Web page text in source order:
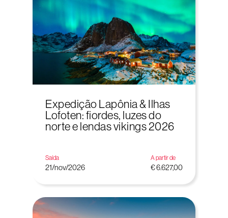
Expedição Lapônia & Ilhas
Lofoten: fiordes, luzes do
norte e lendas vikings 2026
Saída
21/nov/2026
A partir de
€ 6.627,00